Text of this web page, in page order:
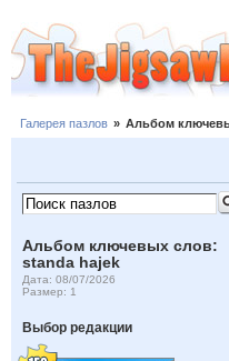
Галерея пазлов » Альбом
Альбом ключевых слов:
standa hajek
Дата: 08/07/2026
Размер: 1
Выбор редакции